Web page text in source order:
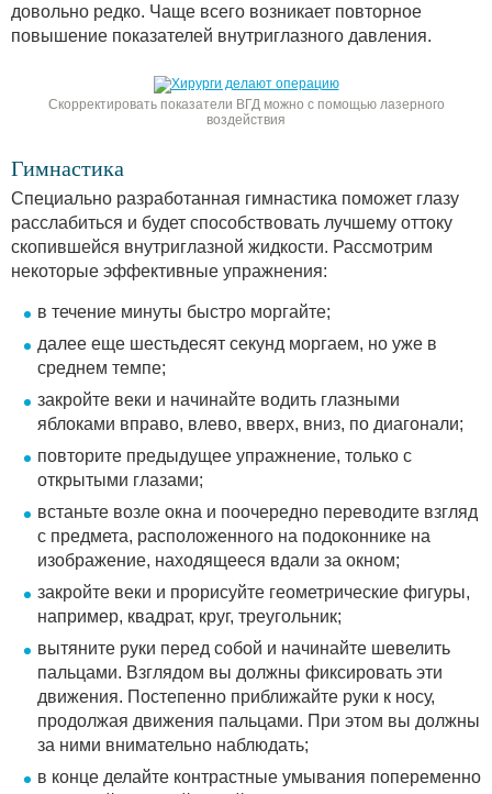
довольно редко. Чаще всего возникает повторное
повышение показателей внутриглазного давления.
Скорректировать показатели ВГД можно с помощью лазерного
воздействия
Гимнастика
Специально разработанная гимнастика поможет глазу
расслабиться и будет способствовать лучшему оттоку
скопившейся внутриглазной жидкости. Рассмотрим
некоторые эффективные упражнения:
в течение минуты быстро моргайте;
далее еще шестьдесят секунд моргаем, но уже в
среднем темпе;
закройте веки и начинайте водить глазными
яблоками вправо, влево, вверх, вниз, по диагонали;
повторите предыдущее упражнение, только с
открытыми глазами;
встаньте возле окна и поочередно переводите взгляд
с предмета, расположенного на подоконнике на
изображение, находящееся вдали за окном;
закройте веки и прорисуйте геометрические фигуры,
например, квадрат, круг, треугольник;
вытяните руки перед собой и начинайте шевелить
пальцами. Взглядом вы должны фиксировать эти
движения. Постепенно приближайте руки к носу,
продолжая движения пальцами. При этом вы должны
за ними внимательно наблюдать;
в конце делайте контрастные умывания попеременно